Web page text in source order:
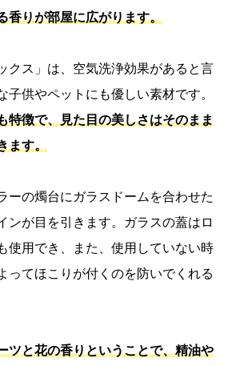
香りが部屋に広がります。
クス」は、空気洗浄効果があると言
子供やペットにも優しい素材です。
特徴で、見た目の美しさはそのまま
ます。
ーの燭台にガラスドームを合わせた
ンが目を引きます。ガラスの蓋はロ
使用でき、また、使用していない時
ってほこりが付くのを防いでくれる
ツと花の香りということで、精油や